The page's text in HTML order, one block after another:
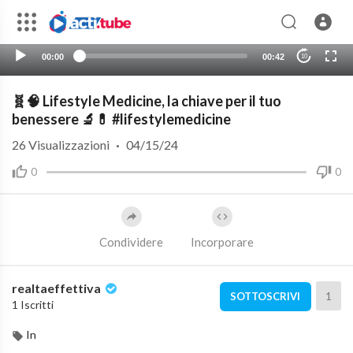
00:00 00:42 10
🧬🧠 Lifestyle Medicine, la chiave per il tuo
benessere 🔬💊 #lifestylemedicine
0 0
26 Visualizzazioni · 04/15/24
Condividere Incorporare
realtaeffettiva
1 Iscritti
SOTTOSCRIVI 1
In